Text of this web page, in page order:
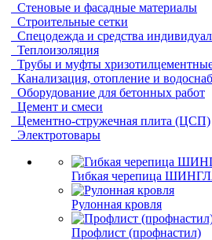
Стеновые и фасадные материалы
Строительные сетки
Спецодежда и средства
Теплоизоляция
Трубы и муфты
Канализация, отопление и
Оборудование для бетонных работ
Цемент и смеси
Цементно-стружечная плита (ЦСП)
Электротовары
Гибкая черепица
Рулонная кровля
Профлист (профнастил)